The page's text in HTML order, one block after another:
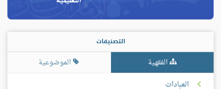
التصنيفات
الفقهية
الموضوعية
العبادات